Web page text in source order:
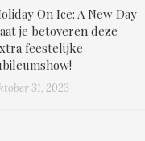
On Ice: A New Day
je betoveren deze
feestelijke
31, 2023